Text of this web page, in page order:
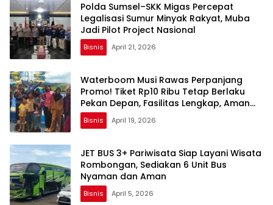
Polda Sumsel–SKK Migas Percepat
Legalisasi Sumur Minyak Rakyat, Muba
Jadi Pilot Project Nasional
Bisnis April 21, 2026
Waterboom Musi Rawas Perpanjang
Promo! Tiket Rp10 Ribu Tetap Berlaku
Pekan Depan, Fasilitas Lengkap, Aman
dan Nyaman
Bisnis April 19, 2026
JET BUS 3+ Pariwisata Siap Layani Wisata
Rombongan, Sediakan 6 Unit Bus
Nyaman dan Aman
Bisnis April 5, 2026